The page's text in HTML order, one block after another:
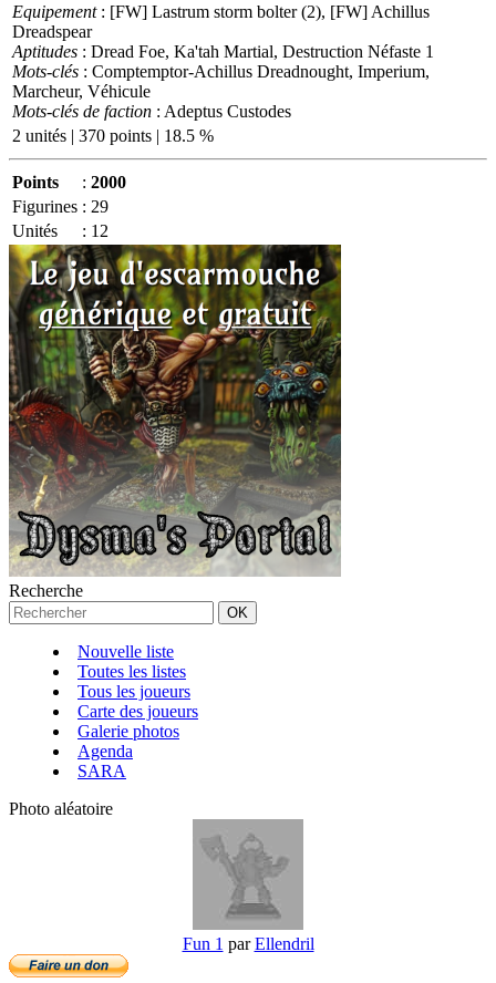
Equipement: [FW] Lastrum storm bolter (2), [FW] Achillus
Dreadspear
Aptitudes : Dread Foe, Ka'tah Martial, Destruction Néfaste 1
Mots-clés : Comptemptor-Achillus Dreadnought, Imperium,
Marcheur, Véhicule
Mots-clés de faction : Adeptus Custodes
2 unités | 370 points | 18.5 %
Points : 2000
Figurines : 29
Unités
: 12
Recherche
Nouvelle liste
Toutes les listes
Tous les joueurs
Carte des joueurs
Galerie photos
Agenda
SARA
Photo aléatoire
Fun 1 parEllendril